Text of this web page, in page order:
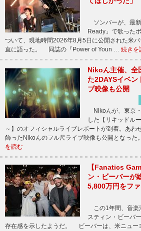
ソンバーが、最
Ready」で歌った
ついて、現地時間2026年8月5日に公開された米
直に語った。 同誌の『Power of Youn … 続きを
Nikoん主催、全
た2DAYSイベン
ブ映像も公開
Nikoんが、東京
した【リキッドル
～】のオフィシャルライブレポートが到着。あわ
飾ったNikoんのフル尺ライブ映像も公開となっ
を読む
【Fanatics
ン・ビーバーが
5,800万円をフ
この1年間、音楽
スティン・ビーバ
存在感を示したようだ。 ビーバーは、米ニュー